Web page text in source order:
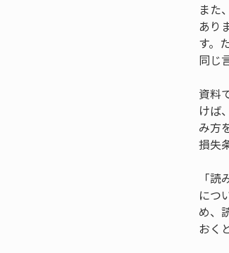
また
あり
す。
同じ
資料
けば
み方
損失
「
につ
め、
おく